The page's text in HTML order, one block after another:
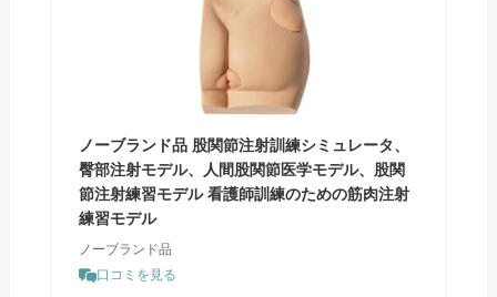
ノーブランド品 股関節注射訓練シミュレータ、
臀部注射モデル、人間股関節医学モデル、股関
節注射練習モデル 看護師訓練のための筋肉注射
練習モデル
ノーブランド品
口コミを見る